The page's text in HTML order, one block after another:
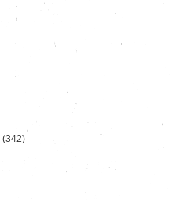
(342)